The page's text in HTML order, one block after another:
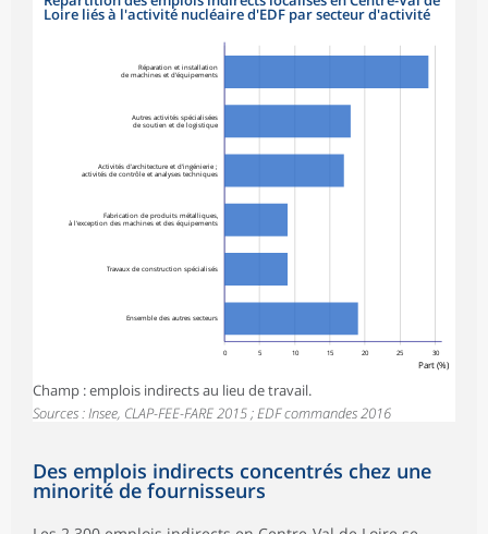
Loire liés à l'activité nucléaire d'EDF par secteur d'activité
0 5 10 15 20 25 30
Part (%)
Réparation et installation
de machines et d'équipements
Autres activités spécialisées
de soutien et de logistique
Activités d'architecture et d'ingénierie ;
activités de contrôle et analyses techniques
Fabrication de produits métalliques,
à l'exception des machines et des équipements
Travaux de construction spécialisés
Ensemble des autres secteurs
Champ : emplois indirects au lieu de travail.
Sources : Insee, CLAP-FEE-FARE 2015 ; EDF commandes 2016
Des emplois indirects concentrés chez une
minorité de fournisseurs